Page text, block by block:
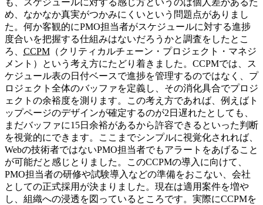
め、なかなか真実がつかみにくいという問題点がありまし
た。何か客観的にPMO担当者がスケジュールに対する進捗
度合いを把握する仕組みはないだろうかと調査をしたとこ
ろ、 CCPM （クリティカルチェーン・プロジェクト・マネジ
メント）という考え方にたどり着きました。CCPMでは、ス
ケジュール表の日付ベースで進捗を管理するのではなく、プ
ロジェクト全体のバッファを定義し、その消化具合でプロジ
ェクトの余裕度を測ります。この考え方であれば、例えばト
ップページのデザインが確定するのが2日遅れたとしても、
まだバッファに15日余裕があるから許容できるといった判断
を視覚的にできます。ここまでシンプルに視覚化されれば、
Webの技術者ではないPMO担当者でもアラートをあげること
が可能だと感じとりました。このCCPMの導入に向けて、
PMO担当者の研修や試験導入などの準備をおこない、会社
としての正式採用が決まりました。現在は適用案件を増や
し、組織への浸透を図っているところです。実際にCCPMを